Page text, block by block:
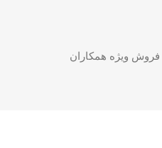
فروش ویژه همکاران